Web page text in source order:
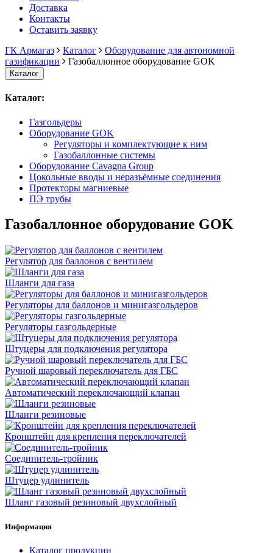
Доставка
Контакты
Оставить заявку
ГК Армагаз
Каталог
Оборудование для автономной
газификации
Газобаллонное оборудование GOK
Каталог
Каталог:
Газгольдеры
Оборудование GOK
Регуляторы и комплектующие к ним
Газобаллонные системы
Оборудование Cavagna Group
Цокольные вводы и неразъёмные соединения
Протекторы магниевые
ПЭ трубы
Газобаллонное оборудование GOK
Регулятор для баллонов с вентилем
Шланги для газа
Регуляторы для баллонов и минигазгольдеров
Регуляторы газгольдерные
Штуцеры для подключения регулятора
Ручной шаровый переключатель для ГБС
Автоматический переключающий клапан
Шланги резиновые
Кронштейн для крепления переключателей
Соединитель-тройник
Штуцер удлинитель
Шланг газовый резиновый двухслойный
Информация
Каталог продукции